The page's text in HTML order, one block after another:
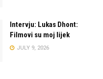
Intervju: Lukas Dhont:
Filmovi su moj lijek
JULY 9, 2026